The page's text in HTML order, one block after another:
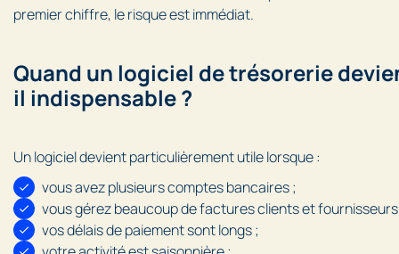
premier chiffre, le risque est immédiat.
Quand un logiciel de trésorerie
il indispensable ?
Un logiciel devient particulièrement utile lorsque :
vous avez plusieurs comptes bancaires ;
vous gérez beaucoup de factures clients et
vos délais de paiement sont longs ;